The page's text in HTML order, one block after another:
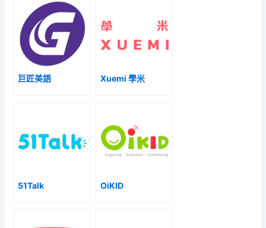
巨匠美語 Xuemi 學米
51Talk OiKID